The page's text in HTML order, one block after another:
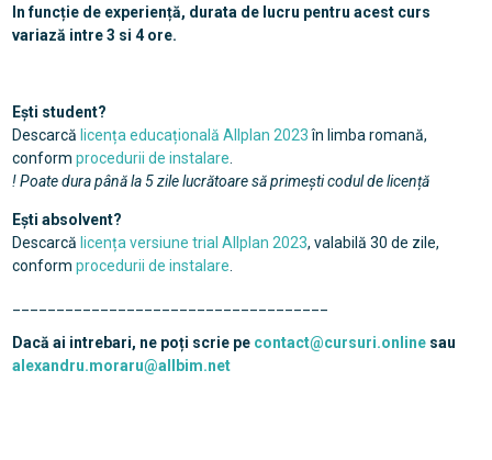
In funcție de experiență, durata de lucru pentru acest curs
variază intre 3 si 4 ore.
Ești student?
Descarcă licența educațională Allplan 2023în limba romană,
conform procedurii de instalare
! Poate dura până la 5 zile lucrătoare să primești codul de licență
Ești absolvent?
Descarcă licența versiune trial Allplan 2023, valabilă 30 de zile,
conform procedurii de instalare
Dacă ai intrebari, ne poți scrie pe contact@cursuri.online sau
alexandru.moraru@allbim.net